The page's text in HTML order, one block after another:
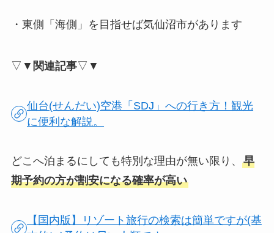
・東側「海側」を目指せば気仙沼市があります
▽▼ 関連記事▽▼
仙台(せんだい)空港「SDJ」への行き方！観光
に便利な解説。
どこへ泊まるにしても特別な理由が無い限り、 早
期予約の方が割安になる確率が高い
【国内版】リゾート旅行の検索は簡単ですが(基